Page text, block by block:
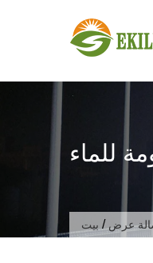
للماء
بيت / عرض